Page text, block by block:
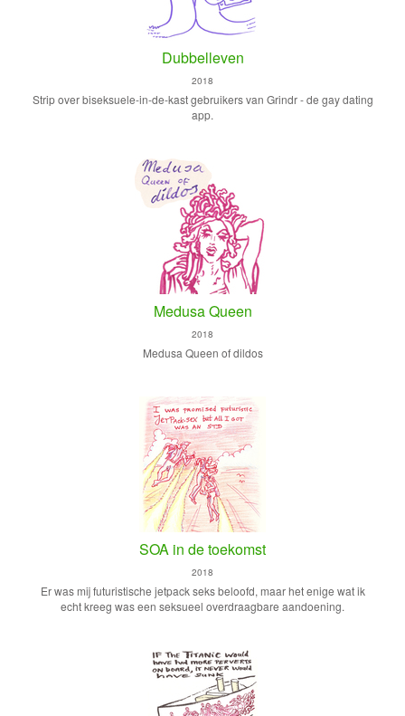
Dubbelleven
2018
Strip over biseksuele-in-de-kast gebruikers van Grindr - de gay dating
app.
Medusa Queen
2018
Medusa Queen of dildos
SOA in de toekomst
2018
Er was mij futuristische jetpack seks beloofd, maar het enige wat ik
echt kreeg was een seksueel overdraagbare aandoening.